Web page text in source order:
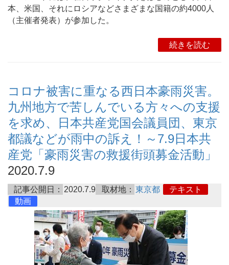
本、米国、それにロシアなどさまざまな国籍の約4000人
（主催者発表）が参加した。
続きを読む
コロナ被害に重なる西日本豪雨災害。
九州地方で苦しんでいる方々への支援
を求め、日本共産党国会議員団、東京
都議などが雨中の訴え！～7.9日本共
産党「豪雨災害の救援街頭募金活動」
2020.7.9
記事公開日： 2020.7.9 取材地： 東京都
テキスト
動画